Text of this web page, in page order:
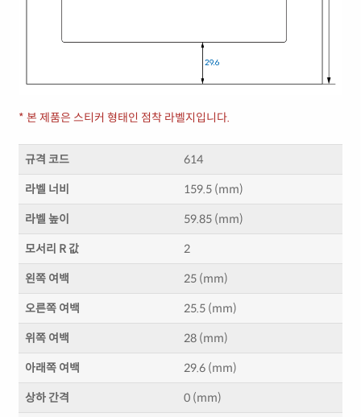
* 본 제품은 스티커 형태인 점착 라벨지입니다.
규격 코드 614
라벨 너비 159.5 (mm)
라벨 높이 59.85 (mm)
모서리 R 값 2
왼쪽 여백 25 (mm)
오른쪽 여백 25.5 (mm)
위쪽 여백 28 (mm)
아래쪽 여백 29.6 (mm)
상하 간격 0 (mm)